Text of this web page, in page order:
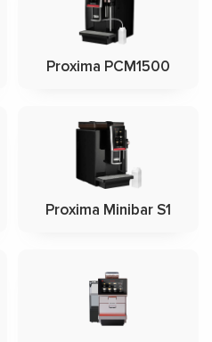
Proxima PCM1500
Proxima Minibar S1